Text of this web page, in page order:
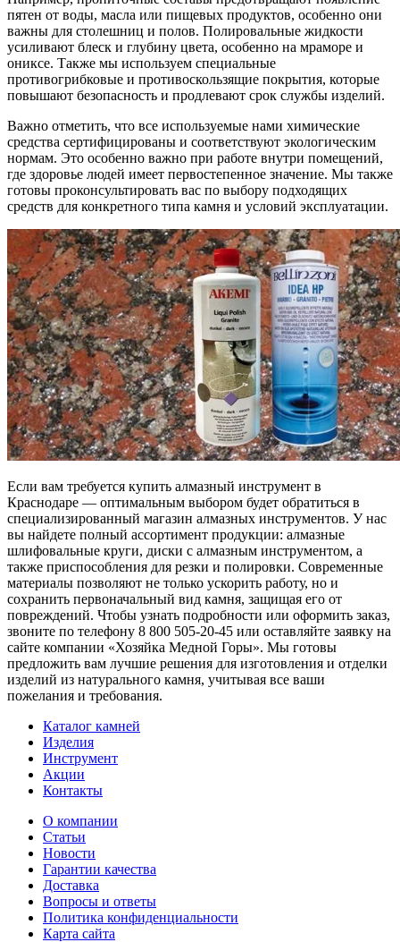
пятен от воды, масла или пищевых продуктов, особенно они
важны для столешниц и полов. Полировальные жидкости
усиливают блеск и глубину цвета, особенно на мраморе и
ониксе. Также мы используем специальные
противогрибковые и противоскользящие покрытия, которые
повышают безопасность и продлевают срок службы изделий.
Важно отметить, что все используемые нами химические
средства сертифицированы и соответствуют экологическим
нормам. Это особенно важно при работе внутри помещений,
где здоровье людей имеет первостепенное значение. Мы также
готовы проконсультировать вас по выбору подходящих
средств для конкретного типа камня и условий эксплуатации.
Если вам требуется купить алмазный инструмент в
Краснодаре — оптимальным выбором будет обратиться в
специализированный магазин алмазных инструментов. У нас
вы найдете полный ассортимент продукции: алмазные
шлифовальные круги, диски с алмазным инструментом, а
также приспособления для резки и полировки. Современные
материалы позволяют не только ускорить работу, но и
сохранить первоначальный вид камня, защищая его от
повреждений. Чтобы узнать подробности или оформить заказ,
звоните по телефону 8 800 505-20-45 или оставляйте заявку на
сайте компании «Хозяйка Медной Горы». Мы готовы
предложить вам лучшие решения для изготовления и отделки
изделий из натурального камня, учитывая все ваши
пожелания и требования.
Каталог камней
Изделия
Инструмент
Акции
Контакты
О компании
Статьи
Новости
Гарантии качества
Доставка
Вопросы и ответы
Политика конфиденциальности
Карта сайта